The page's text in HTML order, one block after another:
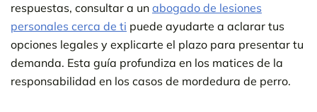
respuestas, consultar a un abogado de lesiones
personales cerca de ti puede ayudarte a aclarar tus
opciones legales y explicarte el plazo para presentar tu
demanda. Esta guía profundiza en los matices de la
responsabilidad en los casos de mordedura de perro.